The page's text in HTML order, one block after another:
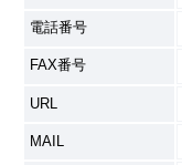
電話番号
FAX番号
URL
MAIL